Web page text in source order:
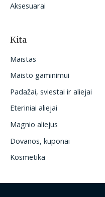
Aksesuarai
Kita
Maistas
Maisto gaminimui
Padažai, sviestai ir aliejai
Eteriniai aliejai
Magnio aliejus
Dovanos, kuponai
Kosmetika